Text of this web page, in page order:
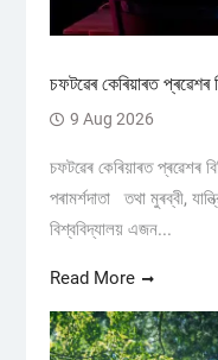
চফটৱেৰ কেৰিয়াৰত প্ৰৱেশৰ
9 Aug 2026
চফটৱেৰ কেৰিয়াৰত প্ৰৱেশৰ
পৰামৰ্শদাতা তথা মুৰব্বী,
বিশ্ববিদ্যালয় এজন...
Read More